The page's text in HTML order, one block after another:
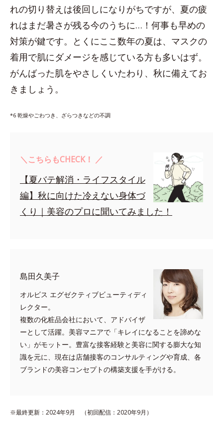
れの切り替えは後回しになりがちですが、夏の疲
れはまだ暑さが残る今のうちに…！何事も早めの
対策が鍵です。とくにここ数年の夏は、マスクの
着用で肌にダメージを感じている方も多いはず。
がんばった肌をやさしくいたわり、秋に備えてお
きましょう。
*6 乾燥やごわつき、ざらつきなどの不調
＼こちらもCHECK！ ／
【夏バテ解消・ライフスタイル
編】秋に向けた冷えない身体づ
くり｜美容のプロに聞いてみました！
島田久美子
オルビス エグゼクティブビューティディ
レクター。
複数の化粧品会社において、アドバイザ
ーとして活躍。美容マニアで「キレイになることを諦めな
い」がモットー。豊富な接客経験と美容に関する膨大な知
識を元に、現在は店舗接客のコンサルティングや育成、各
ブランドの美容コンセプトの構築支援を手がける。
※最終更新：2024年9月 （初回配信：2020年9月）